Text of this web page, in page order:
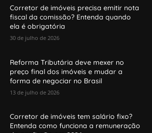
Corretor de imóveis precisa emitir nota
fiscal da comissão? Entenda quando
ela é obrigatória
30 de julho de 2026
Reforma Tributária deve mexer no
preço final dos imóveis e mudar a
forma de negociar no Brasil
13 de julho de 2026
Corretor de imóveis tem salário fixo?
Entenda como funciona a remuneração